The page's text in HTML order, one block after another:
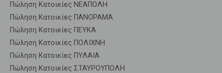
Πώληση Κατοικίες ΝΕΑΠΟΛΗ
Πώληση Κατοικίες ΠΑΝΟΡΑΜΑ
Πώληση Κατοικίες ΠΕΥΚΑ
Πώληση Κατοικίες ΠΟΛΙΧΝΗ
Πώληση Κατοικίες ΠΥΛΑΙΑ
Πώληση Κατοικίες ΣΤΑΥΡΟΥΠΟΛΗ